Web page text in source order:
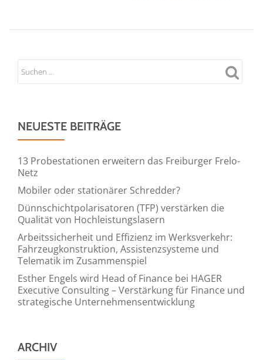
NEUESTE BEITRÄGE
13 Probestationen erweitern das Freiburger Frelo-
Netz
Mobiler oder stationärer Schredder?
Dünnschichtpolarisatoren (TFP) verstärken die
Qualität von Hochleistungslasern
Arbeitssicherheit und Effizienz im Werksverkehr:
Fahrzeugkonstruktion, Assistenzsysteme und
Telematik im Zusammenspiel
Esther Engels wird Head of Finance bei HAGER
Executive Consulting – Verstärkung für Finance und
strategische Unternehmensentwicklung
ARCHIV